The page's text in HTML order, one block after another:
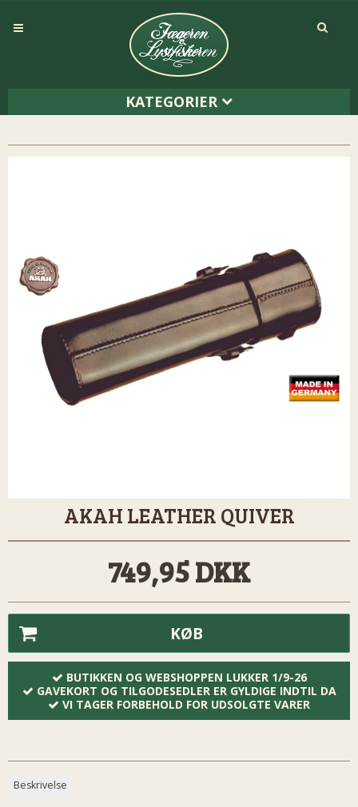
KATEGORIER
AKAH LEATHER QUIVER
749,95 DKK
KØB
BUTIKKEN OG WEBSHOPPEN LUKKER 1/9-26
GAVEKORT OG TILGODESEDLER ER GYLDIGE INDTIL DA
VI TAGER FORBEHOLD FOR UDSOLGTE VARER
Beskrivelse